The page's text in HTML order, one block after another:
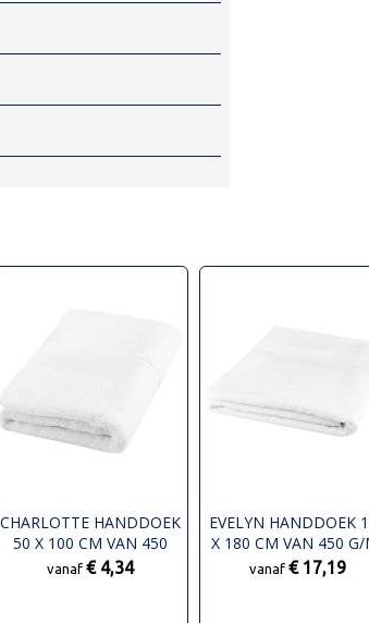
CHARLOTTE HANDDOEK
50 X 100 CM VAN 450
G/M² KATOEN
vanaf € 4,34
EVELYN HANDDOEK
X 180 CM VAN 450 G/
KATOEN
vanaf € 17,19